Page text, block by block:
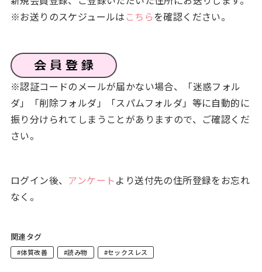
※お送りのスケジュールは こちらを確認ください。
※認証コードのメールが届かない場合、「迷惑フォル
ダ」「削除フォルダ」「スパムフォルダ」等に自動的に
振り分けられてしまうことがありますので、ご確認くだ
さい。
ログイン後、 アンケートより送付先の住所登録をお忘れ
なく。
関連タグ
#体質改善 #読み物 #セックスレス